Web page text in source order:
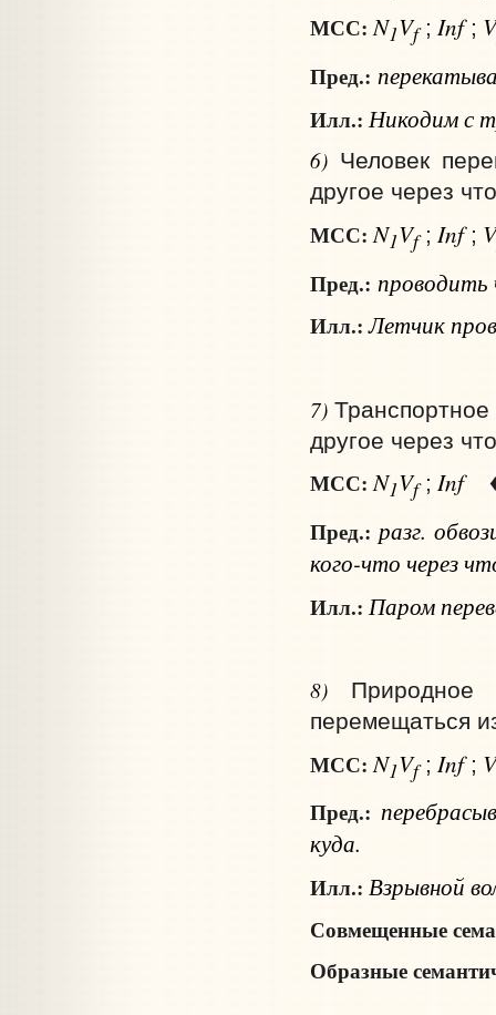
МСС:N1Vf; Inf; V
Пред.:
Илл.:Никодим с
6) Человек
другое через
МСС:N1Vf; Inf; V
Пред.: проводить
Илл.:Летчик
7)
другое через
МСС:N1Vf; Inf
Пред.: разг.
кого-что через
Илл.: Паром
8) Природное
перемещаться
МСС: N1Vf; Inf; V
Пред.:
куда.
Илл.: Взрывной
Совмещенные
Образные